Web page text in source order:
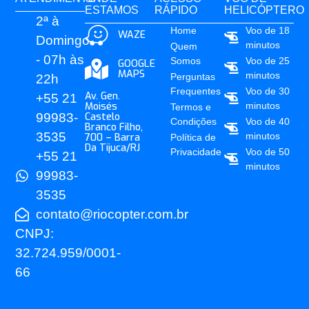
2ª à
Domingo
- 07h às
22h
+55 21
99983-
3535
+55 21
99983-
3535
contato@riocopter.com.br
CNPJ:
32.724.959/0001-
66
ESTAMOS
WAZE
GOOGLE
MAPS
Av. Gen.
Moisés
Castelo
Branco Filho,
700 – Barra
Da Tijuca/RJ
RÁPIDO
Home
Quem
Somos
Perguntas
Frequentes
Termos e
Condições
Política de
Privacidade
HELICÓPTERO
Voo de 18
minutos
Voo de 25
minutos
Voo de 30
minutos
Voo de 40
minutos
Voo de 50
minutos